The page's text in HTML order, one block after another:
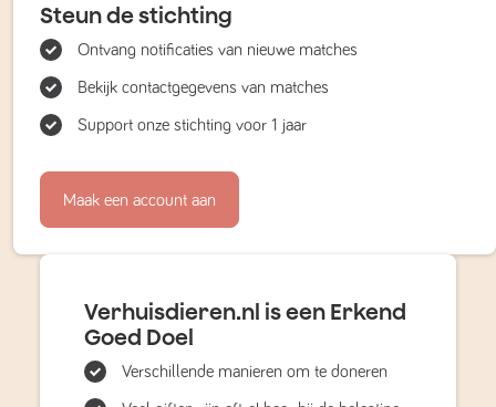
Steun de stichting
Ontvang notificaties van nieuwe matches
Bekijk contactgegevens van matches
Support onze stichting voor 1 jaar
Maak een account aan
Verhuisdieren.nl is een Erkend
Goed Doel
Verschillende manieren om te doneren